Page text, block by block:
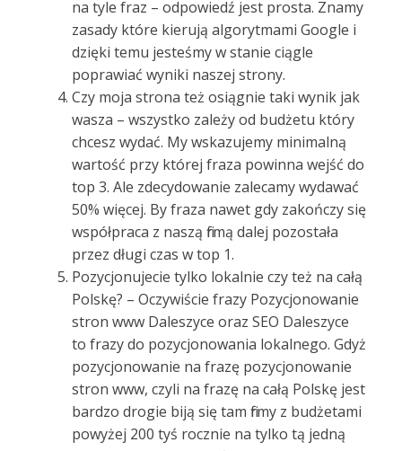
na tyle fraz – odpowiedź jest prosta. Znamy
zasady które kierują algorytmami Google i
dzięki temu jesteśmy w stanie ciągle
poprawiać wyniki naszej strony.
Czy moja strona też osiągnie taki wynik jak
wasza – wszystko zależy od budżetu który
chcesz wydać. My wskazujemy minimalną
wartość przy której fraza powinna wejść do
top 3. Ale zdecydowanie zalecamy wydawać
50% więcej. By fraza nawet gdy zakończy się
współpraca z naszą firmą dalej pozostała
przez długi czas w top 1.
Pozycjonujecie tylko lokalnie czy też na całą
Polskę? – Oczywiście frazy Pozycjonowanie
stron www Daleszyce oraz SEO Daleszyce
to frazy do pozycjonowania lokalnego. Gdyż
pozycjonowanie na frazę pozycjonowanie
stron www, czyli na frazę na całą Polskę jest
bardzo drogie biją się tam firmy z budżetami
powyżej 200 tyś rocznie na tylko tą jedną